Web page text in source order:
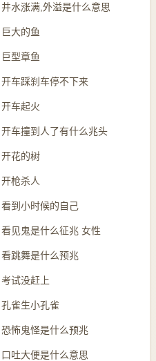
井水涨满,外溢是什么意思
巨大的鱼
巨型章鱼
开车踩刹车停不下来
开车起火
开车撞到人了有什么兆头
开花的树
开枪杀人
看到小时候的自己
看见鬼是什么征兆 女性
看跳舞是什么预兆
考试没赶上
孔雀生小孔雀
恐怖鬼怪是什么预兆
口吐大便是什么意思